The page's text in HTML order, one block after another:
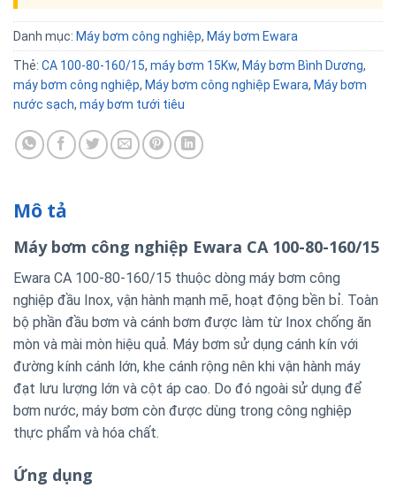
Danh mục: Máy bơm công nghiệp, Máy bơm Ewara
Thẻ: CA 100-80-160/15, máy bơm 15Kw, Máy bơm Bình Dương,
máy bơm công nghiệp, Máy bơm công nghiệp Ewara, Máy bơm
nước sạch, máy bơm tưới tiêu
Mô tả
Máy bơm công nghiệp Ewara CA 100-80-160/15
Ewara CA 100-80-160/15 thuộc dòng máy bơm công
nghiệp đầu Inox, vận hành mạnh mẽ, hoạt động bền bỉ. Toàn
bộ phần đầu bơm và cánh bơm được làm từ Inox chống ăn
mòn và mài mòn hiệu quả. Máy bơm sử dụng cánh kín với
đường kính cánh lớn, khe cánh rộng nên khi vận hành máy
đạt lưu lượng lớn và cột áp cao. Do đó ngoài sử dụng để
bơm nước, máy bơm còn được dùng trong công nghiệp
thực phẩm và hóa chất.
Ứng dụng